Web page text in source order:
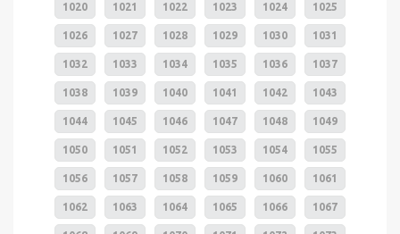
1020 1021 1022 1023 1024 1025
1026 1027 1028 1029 1030 1031
1032 1033 1034 1035 1036 1037
1038 1039 1040 1041 1042 1043
1044 1045 1046 1047 1048 1049
1050 1051 1052 1053 1054 1055
1056 1057 1058 1059 1060 1061
1062 1063 1064 1065 1066 1067